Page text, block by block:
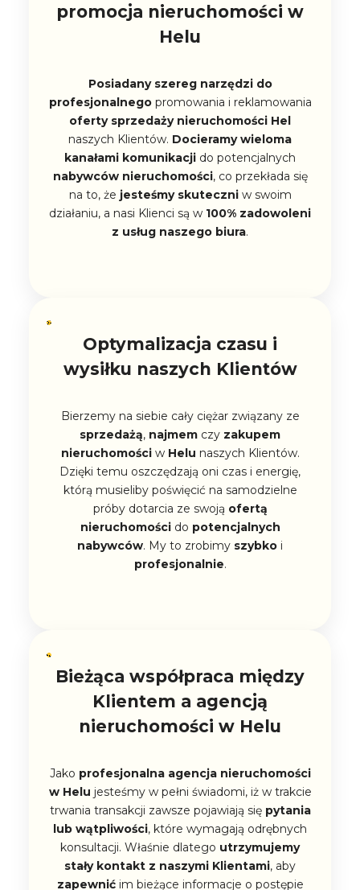
promocja nieruchomości w
Helu
Posiadany szereg narzędzi do
profesjonalnegopromowania i reklamowania
oferty sprzedaży nieruchomości Hel
naszych Klientów. Docieramy wieloma
kanałami komunikacji do potencjalnych
nabywców nieruchomości, co przekłada się
na to, że jesteśmy skuteczniw swoim
działaniu, a nasi Klienci są w 100% zadowoleni
z usług naszego biura.
Optymalizacja czasu i
wysiłku naszych Klientów
Bierzemy na siebie cały ciężar związany ze
sprzedażą, najmem czy zakupem
nieruchomościw Helu naszych Klientów.
Dzięki temu oszczędzają oni czas i energię,
którą musieliby poświęcić na samodzielne
próby dotarcia ze swoją ofertą
nieruchomoścido potencjalnych
nabywców. My to zrobimy szybko i
profesjonalnie.
Bieżąca współpraca między
Klientem a agencją
nieruchomości w Helu
Jako profesjonalna agencja nieruchomości
w Helu jesteśmy w pełni świadomi, iż w trakcie
trwania transakcji zawsze pojawiają się pytania
lub wątpliwości, które wymagają odrębnych
konsultacji. Właśnie dlatego utrzymujemy
stały kontakt z naszymi Klientami, aby
zapewnićim bieżące informacje o postępie